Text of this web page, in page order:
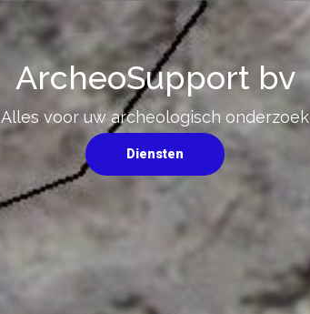
ArcheoSupport bv
Alles voor uw archeologisch onderzoek
Diensten